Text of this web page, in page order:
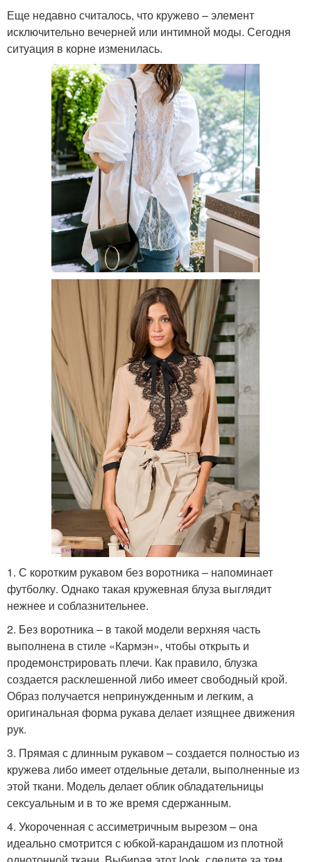
Еще недавно считалось, что кружево – элемент
исключительно вечерней или интимной моды. Сегодня
ситуация в корне изменилась.
1. С коротким рукавом без воротника – напоминает
футболку. Однако такая кружевная блуза выглядит
нежнее и соблазнительнее.
2. Без воротника – в такой модели верхняя часть
выполнена в стиле «Кармэн», чтобы открыть и
продемонстрировать плечи. Как правило, блузка
создается расклешенной либо имеет свободный крой.
Образ получается непринужденным и легким, а
оригинальная форма рукава делает изящнее движения
рук.
3. Прямая с длинным рукавом – создается полностью из
кружева либо имеет отдельные детали, выполненные из
этой ткани. Модель делает облик обладательницы
сексуальным и в то же время сдержанным.
4. Укороченная с ассиметричным вырезом – она
идеально смотрится с юбкой-карандашом из плотной